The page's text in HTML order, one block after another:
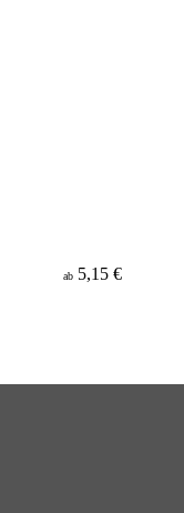
ab 5,15 €